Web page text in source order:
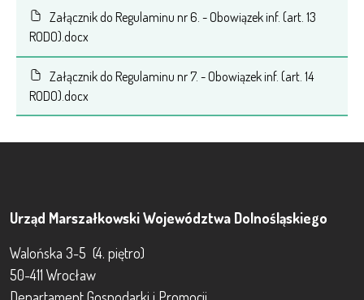
Załącznik do Regulaminu nr 6. - Obowiązek inf. (art. 13
RODO).docx
Załącznik do Regulaminu nr 7. - Obowiązek inf. (art. 14
RODO).docx
Urząd Marszałkowski Województwa Dolnośląskiego
Walońska 3-5 (4. piętro)
50-411 Wrocław